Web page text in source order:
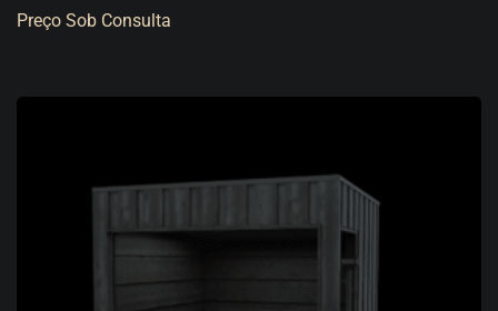
Preço Sob Consulta